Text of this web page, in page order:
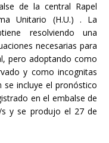
de la central Rapel
Unitario (H.U.) . La
resolviendo una
necesarias para
pero adoptando como
y como incognitas
se incluye el pronóstico
en el embalse de
y se produjo el 27 de